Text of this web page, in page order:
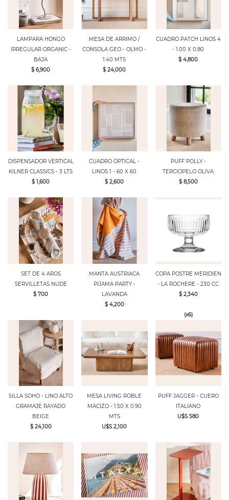
LAMPARA HONGO
IRREGULAR ORGANIC -
BAJA
$ 6,900
MESA DE ARRIMO /
CONSOLA GEO - OLMO -
1.40 MTS
$ 24,000
CUADRO PATCH LINOS 4
- 1.00 X 0.80
$ 4,800
DISPENSADOR VERTICAL
KILNER CLASSICS - 3 LTS
$ 1,600
CUADRO OPTICAL -
LINOS 1 - 60 X 60
$ 2,600
PUFF POLLY -
TERCIOPELO OLIVA
$ 8,500
SET DE 4 AROS
SERVILLETAS NUDE
$ 700
MANTA AUSTRIACA
PIJAMA PARTY -
LAVANDA
$ 4,200
COPA POSTRE MERIDIEN
- LA ROCHERE - 230 CC
$ 2,340
(x6)
SILLA SOHO - LINO ALTO
GRAMAJE RAYADO
BEIGE
$ 24,100
MESA LIVING ROBLE
MACIZO - 1.50 X 0.90
MTS
U$S 2,100
PUFF JAGGER - CUERO
ITALIANO
U$S 580